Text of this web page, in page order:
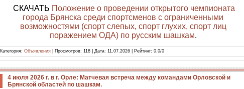
СКАЧАТЬ Положение о проведении открытого чемпионата
города Брянска среди спортсменов с ограниченными
возможностями (спорт слепых, спорт глухих, спорт лиц
поражением ОДА) по русским шашкам.
Категория: Объявления | Просмотров: 118 | Дата: 11.07.2026 | Рейтинг: 0.0/0
4 июля 2026 г. в г. Орле: Матчевая встреча между командами Орловской и
Брянской областей по шашкам.